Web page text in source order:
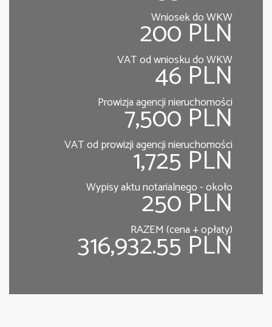
Wniosek do WKW
200 PLN
VAT od wniosku do WKW
46 PLN
Prowizja agencji nieruchomości
7,500 PLN
VAT od prowizji agencji nieruchomości
1,725 PLN
Wypisy aktu notarialnego - około
250 PLN
RAZEM (cena + opłaty)
316,932.55 PLN